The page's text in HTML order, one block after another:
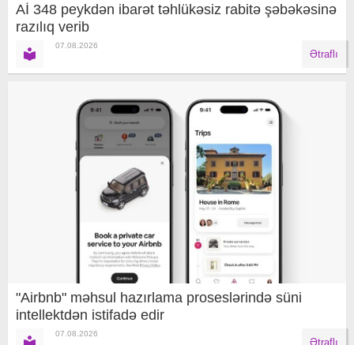
Aİ 348 peykdən ibarət təhlükəsiz rabitə şəbəkəsinə
razılıq verib
07.08.2026
Ətraflı
"Airbnb" məhsul hazırlama proseslərində süni
intellektdən istifadə edir
07.08.2026
Ətraflı